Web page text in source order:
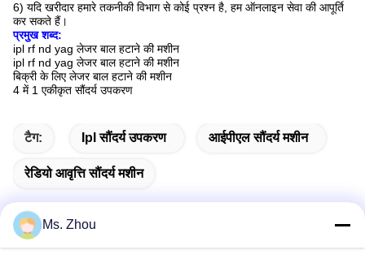
6) यदि खरीदार हमारे तकनीकी विभाग से कोई प्रश्न है, हम ऑनलाइन सेवा की आपूर्ति
कर सकते हैं।
प्रमुख शब्द:
ipl rf nd yag लेजर बाल हटाने की मशीन
ipl rf nd yag लेजर बाल हटाने की मशीन
बिक्री के लिए लेजर बाल हटाने की मशीन
4 में 1 एकीकृत सौंदर्य उपकरण
टैग: Ipl सौंदर्य उपकरण आईपीएल सौंदर्य मशीन
रेडियो आवृत्ति सौंदर्य मशीन
Ms. Zhou